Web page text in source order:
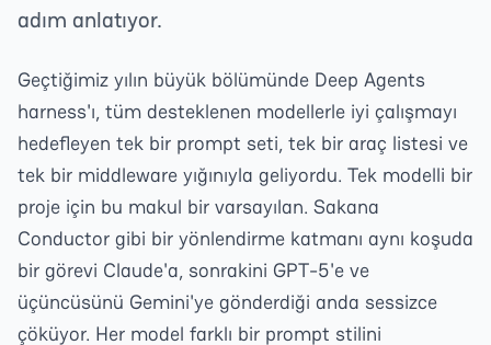
adım anlatıyor.
Geçtiğimiz yılın büyük bölümünde Deep Agents
harness'ı, tüm desteklenen modellerle iyi çalışmayı
hedefleyen tek bir prompt seti, tek bir araç listesi ve
tek bir middleware yığınıyla geliyordu. Tek modelli bir
proje için bu makul bir varsayılan. Sakana
Conductor gibi bir yönlendirme katmanı aynı koşuda
bir görevi Claude'a, sonrakini GPT-5'e ve
üçüncüsünü Gemini'ye gönderdiği anda sessizce
çöküyor. Her model farklı bir prompt stilini